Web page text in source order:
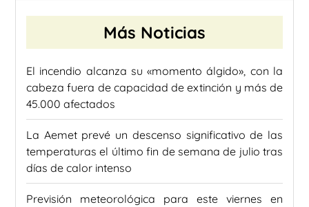
Más Noticias
El incendio alcanza su «momento álgido», con la
cabeza fuera de capacidad de extinción y más de
45.000 afectados
La Aemet prevé un descenso significativo de las
temperaturas el último fin de semana de julio tras
días de calor intenso
Previsión meteorológica para este viernes en